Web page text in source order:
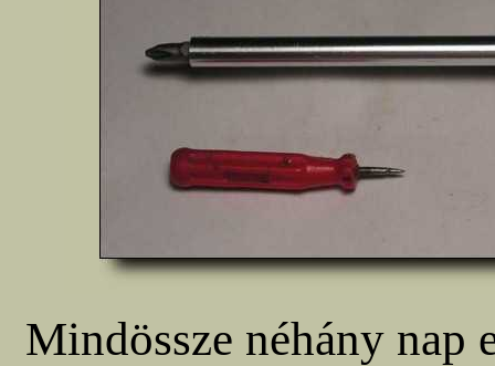
Mindössze néhány nap